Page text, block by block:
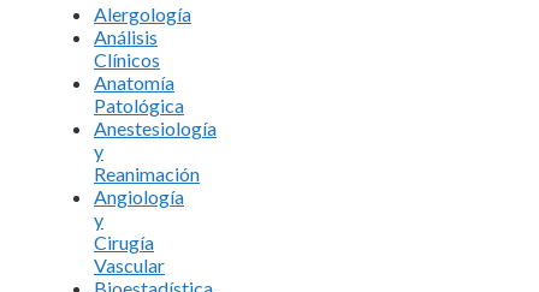
Alergología
Análisis
Clínicos
Anatomía
Patológica
Anestesiología
y
Reanimación
Angiología
y
Cirugía
Vascular